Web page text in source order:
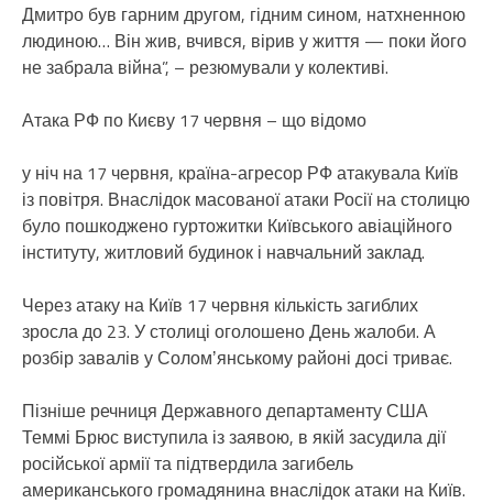
Дмитро був гарним другом, гідним сином, натхненною
людиною… Він жив, вчився, вірив у життя — поки його
не забрала війна”, – резюмували у колективі.
Атака РФ по Києву 17 червня – що відомо
у ніч на 17 червня, країна-агресор РФ атакувала Київ
із повітря. Внаслідок масованої атаки Росії на столицю
було пошкоджено гуртожитки Київського авіаційного
інституту, житловий будинок і навчальний заклад.
Через атаку на Київ 17 червня кількість загиблих
зросла до 23. У столиці оголошено День жалоби. А
розбір завалів у Соломʼянському районі досі триває.
Пізніше речниця Державного департаменту США
Теммі Брюс виступила із заявою, в якій засудила дії
російської армії та підтвердила загибель
американського громадянина внаслідок атаки на Київ.